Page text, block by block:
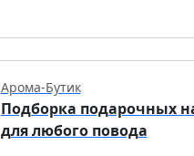
Арома-Бутик
Подборка подарочных
для любого повода